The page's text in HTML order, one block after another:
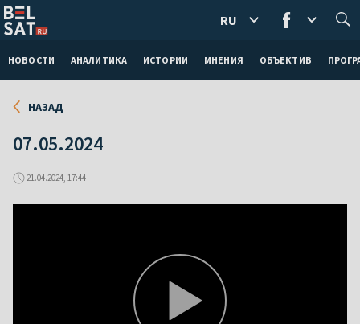
НОВОСТИ АНАЛИТИКА ИСТОРИИ МНЕНИЯ ОБЪЕКТИВ
RU
НАЗАД
07.05.2024
21.04.2024, 17:44